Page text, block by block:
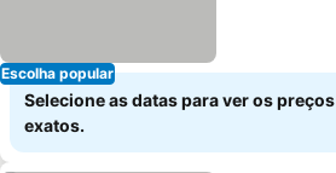
Escolha popular
Selecione as datas para ver os preços
exatos.